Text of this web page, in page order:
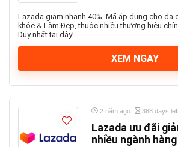
Lazada giảm nhanh 40%. Mã áp dụng cho đa
khỏe & Làm Đẹp, thuộc nhiều thương hiệu
Duy nhất tại đây!
XEM NGAY
2 năm ago 388 days
Lazada ưu đãi
nhiều ngành hàng